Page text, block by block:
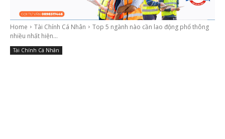
Home Tài Chính Cá Nhân
Top 5 ngành nào cần lao động phổ thông
nhiều nhất hiện...
Tài Chính Cá Nhân